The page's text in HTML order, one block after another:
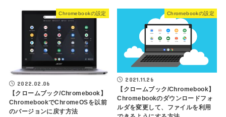
Chromebookの設定
2022.02.06
【クロームブック/Chromebook】
ChromebookでChromeOSを以前
のバージョンに戻す方法
Chromebookの設定
2021.11.26
【クロームブック/Chromebook】
Chromebookのダウンロードフォ
ルダを変更して、ファイルを利用